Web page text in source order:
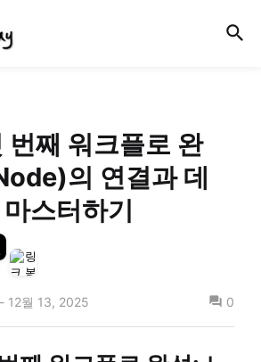
번째 워크플로 완
의 연결과 데
스터하기
- 12월 13, 2025 0